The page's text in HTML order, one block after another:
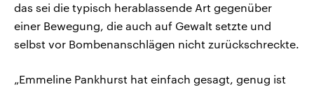
das sei die typisch herablassende Art gegenüber
einer Bewegung, die auch auf Gewalt setzte und
selbst vor Bombenanschlägen nicht zurückschreckte.
„Emmeline Pankhurst hat einfach gesagt, genug ist